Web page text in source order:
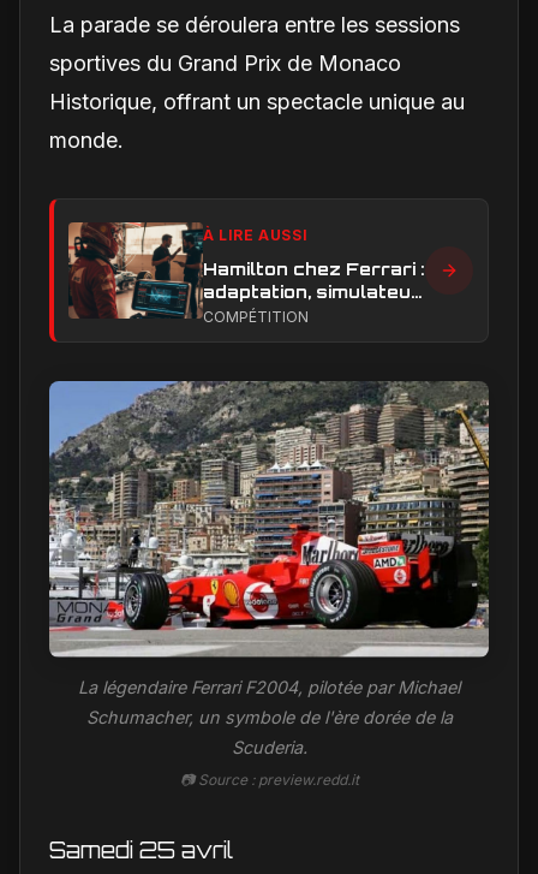
La parade se déroulera entre les sessions
sportives du Grand Prix de Monaco
Historique, offrant un spectacle unique au
monde.
À LIRE AUSSI
Hamilton chez Ferrari :
adaptation, simulateur
et critiques, ce qui
COMPÉTITION
La légendaire Ferrari F2004, pilotée par Michael
Schumacher, un symbole de l'ère dorée de la
Scuderia.
📷 Source : preview.redd.it
Samedi 25 avril